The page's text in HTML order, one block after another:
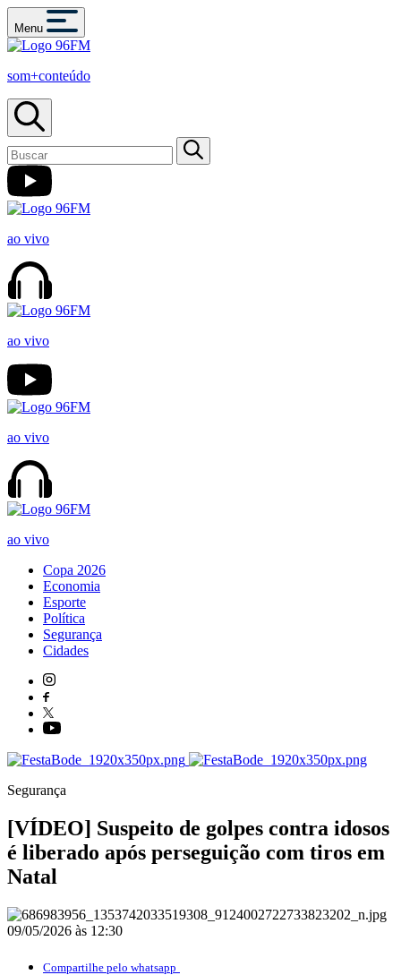
Menu
som+conteúdo
ao vivo
ao vivo
ao vivo
ao vivo
Copa 2026
Economia
Esporte
Política
Segurança
Cidades
Segurança
[VÍDEO] Suspeito de golpes contra idosos
é liberado após perseguição com tiros em
Natal
09/05/2026 às 12:30
Compartilhe pelo whatsapp